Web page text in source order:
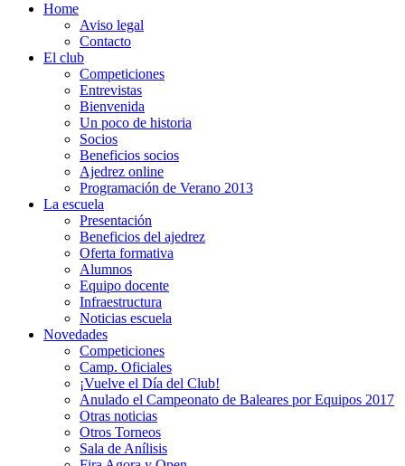
Home
Aviso legal
Contacto
El club
Competiciones
Entrevistas
Bienvenida
Un poco de historia
Socios
Beneficios socios
Ajedrez online
Programación de Verano 2013
La escuela
Presentación
Beneficios del ajedrez
Oferta formativa
Alumnos
Equipo docente
Infraestructura
Noticias escuela
Novedades
Competiciones
Camp. Oficiales
¡Vuelve el Dí­a del Club!
Anulado el Campeonato de Baleares por Equipos 2017
Otras noticias
Otros Torneos
Sala de Anílisis